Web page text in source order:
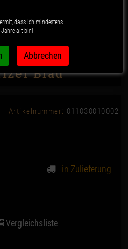
- V5.0S Pro
Blau
Artikelnummer: 011030010002
in Zulieferung
Vergleichsliste
dass ich mindestens
Jahre alt bin!